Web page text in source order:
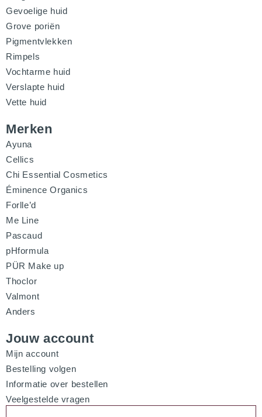
Gevoelige huid
Grove poriën
Pigmentvlekken
Rimpels
Vochtarme huid
Verslapte huid
Vette huid
Merken
Ayuna
Cellics
Chi Essential Cosmetics
Éminence Organics
Forlle’d
Me Line
Pascaud
pHformula
PÜR Make up
Thoclor
Valmont
Anders
Jouw account
Mijn account
Bestelling volgen
Informatie over bestellen
Veelgestelde vragen